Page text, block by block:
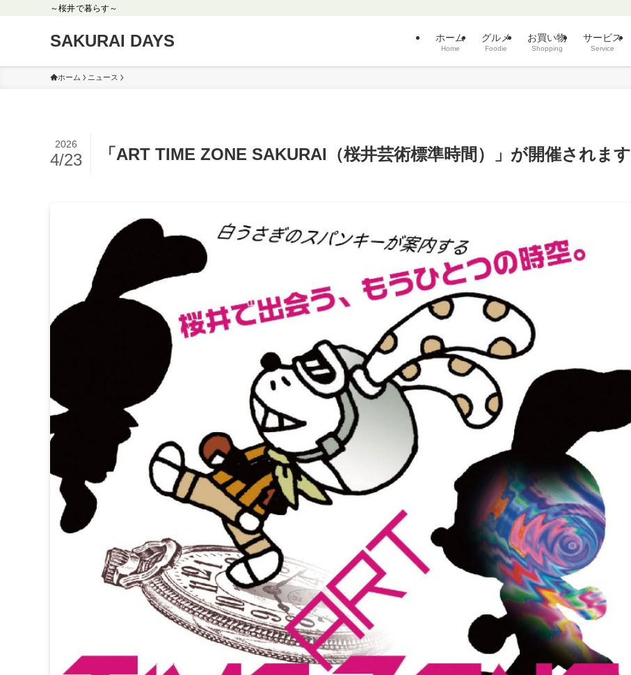
～桜井で暮らす～
SAKURAI DAYS ホーム
Home
グルメ
Foodie
お買い物
Shopping
サービス
Service
ホーム ニュース
「ART TIME ZONE SAKURAI（桜井芸術標準時間）」が開催されます
2026
4/23